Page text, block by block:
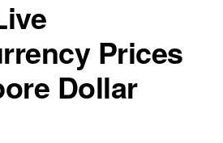
Prices
Dollar